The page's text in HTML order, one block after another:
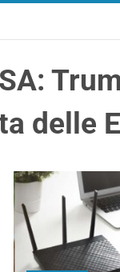
delle